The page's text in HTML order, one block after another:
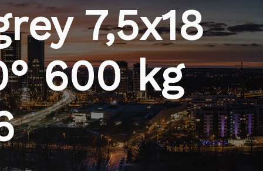
7,5x18
600 kg